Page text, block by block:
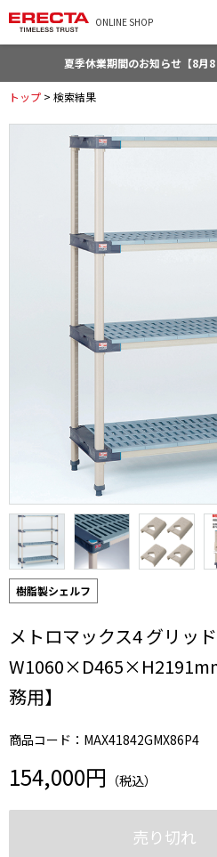
ONLINE SHOP
夏季休業期間のお知らせ【8月8
トップ > 検索結果
樹脂製シェルフ
メトロマックス4 グリッ
務用】
商品コード：MAX41842GMX86P4
154,000円 （税込）
売り切れ